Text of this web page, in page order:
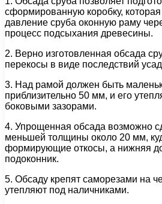
сформированную коробку,
давление сруба оконную раму
процесс подсыхания древесины.
2. Верно изготовленная обсада
перекосы в виде последствий
3. Над рамой должен быть
приблизительно 50 мм, и его
боковыми зазорами.
4. Упрощенная обсада возможно
меньшей толщины около 20 мм,
формирующие откосы, а нижняя
подоконник.
5. Обсаду крепят саморезами на
утепляют под наличниками.